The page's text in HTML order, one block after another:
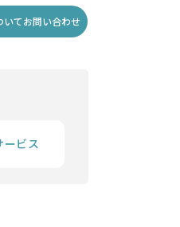
いてお問い合わせ
ービス